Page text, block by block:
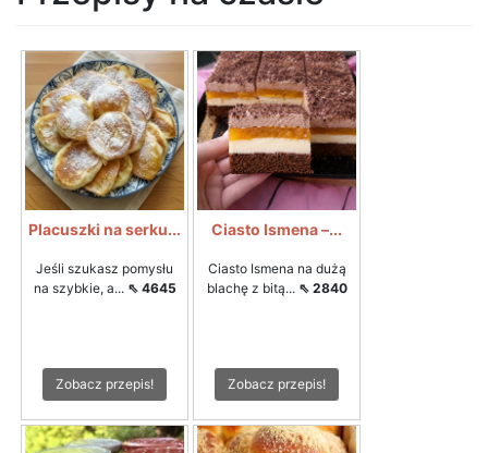
Placuszki na serku...
Jeśli szukasz pomysłu
na szybkie, a... ⇖ 4645
Zobacz przepis!
Ciasto Ismena –...
Ciasto Ismena na dużą
blachę z bitą... ⇖ 2840
Zobacz przepis!